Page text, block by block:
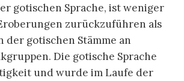
gotischen Sprache, ist weniger
zurückzuführen als
der gotischen Stämme an
Die gotische Sprache
und wurde im Laufe der